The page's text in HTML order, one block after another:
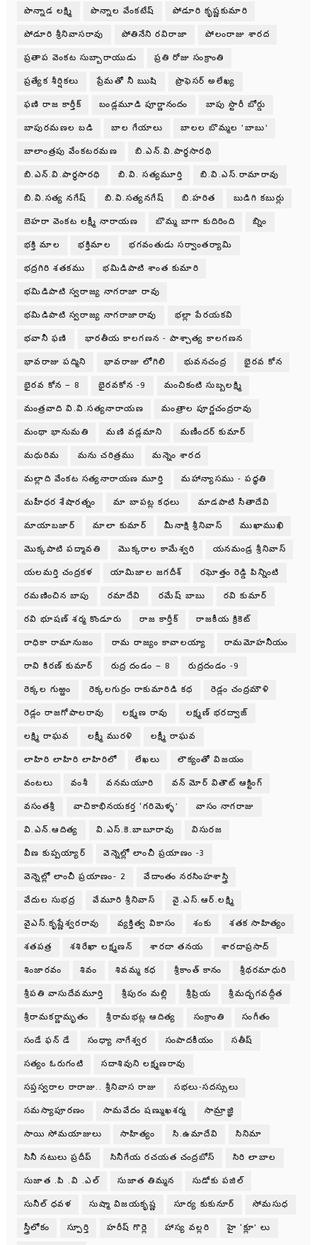
పొన్నాడ లక్ష్మి పొన్నాల వేంకటేష్ పోడూరి కృష్ణకుమారి
పోడూరి శ్రీనివాసరావు పోతినేని రవిరాజా పోలంరాజు శారద
ప్రతాప వెంకట సుబ్బారాయుడు ప్రతి రోజు సంక్రాంతి
ప్రత్యేక శీర్షికలు ప్రేమతో నీ ఋషి ప్రొఫెసర్ అలేఖ్య
ఫణి రాజ కార్తీక్ బండ్లమూడి పూర్ణానందం బాపు స్టొరీ బోర్డు
బాపురమణల బడి బాల గేయాలు బాలల బొమ్మల 'బాబు'
బాలాంత్రపు వేంకటరమణ బి.ఎన్.వి.పార్థసారథి
బి.ఎన్.వి.పార్ధసారధి బి.వి. సత్యమూర్తి బి.వి.ఎస్.రామారావు
బి.వి.సత్య నగేష్ బి.వి.సత్యనగేష్ బి.హరిత బుడిగి కబుర్లు
బెహరా వెంకట లక్ష్మీ నారాయణ బొమ్మ బాగా కుదిరింది బ్నిం
భక్తి మాల భక్తిమాల భగవంతుడు సర్వాంతర్యామి
భద్రగిరి శతకము భమిడిపాటి శాంత కుమారి
భమిడిపాటి స్వరాజ్య నాగరాజా రావు
భమిడిపాటి స్వరాజ్య నాగరాజారావు భల్లా పేరయకవి
భవానీ ఫణి భారతీయ కాలగణన - పాశ్చాత్య కాలగణన
భావరాజు పద్మిని భావరాజు లోగిలి భువనచంద్ర భైరవ కోన
భైరవ కోన – 8 భైరవకోన -9 మంచికంటి సుబ్బలక్ష్మి
మంత్రవాది వి.వి.సత్యనారాయణ మంత్రాల పూర్ణచంద్రరావు
మంథా భానుమతి మణి వడ్లమాని మణీందర్ కుమార్
మధురిమ మను చరిత్రము మన్నెం శారద
మల్లాది వేంకట సత్యనారాయణ మూర్తి మహాన్యాసము - పధ్ధతి
మహీధర శేషారత్నం మా బాపట్ల కధలు మాడపాటి సీతాదేవి
మాయాబజార్ మాలా కుమార్ మీనాక్షి శ్రీనివాస్ ముఖాముఖి
మొక్కపాటి పద్మావతి మొక్కరాల కామేశ్వరి యనమండ్ర శ్రీనివాస్
యలమర్తి చంద్రకళ యామిజాల జగదీశ్ రఘోత్తం రెడ్డి పిన్నింటి
రమణించిన బాపు రమాదేవి రమేష్ బాబు రవి కుమార్
రవి భూషణ్ శర్మ కొండూరు రాజ కార్తీక్ రాజకీయ క్రికెట్
రాధికా రామానుజం రామ రాజ్యం కావాలయ్యా రామమోహనీయం
రావి కిరణ్ కుమార్ రుద్ర దండం – 8 రుద్రదండం -9
రెక్కల గుఱ్ఱం రెక్కలగుర్రం రాకుమారిడి కధ రెడ్లం చంద్రమౌళి
రెడ్లం రాజగోపాలరావు లక్ష్మణ రావు లక్ష్మణ్ భరద్వాజ్
లక్ష్మి రాఘవ లక్ష్మీ మురళి లక్ష్మీ రాఘవ
లాహిరి లాహిరి లాహిరిలో లేఖలు లౌక్యంతో విజయం
వంటలు వంశీ వనమయూరి వన్ మోర్ వితౌట్ ఆక్టింగ్
వసంతశ్రీ వాచికాభినయకర్త ‘గరిమెళ్ళ’ వాసం నాగరాజు
వి.ఎన్.ఆదిత్య వి.ఎస్.కె.బాబూరావు విసురజ
వీణ కుప్పయ్యార్ వెన్నెల్లో లాంచీ ప్రయాణం -3
వెన్నెల్లో లాంచీ ప్రయాణం- 2 వేదాంతం నరసింహశాస్త్రి
వేదుల సుభద్ర వేమూరి శ్రీనివాస్ వై.ఎస్.ఆర్.లక్ష్మి
వైఎస్.కృష్ణేశ్వరరావు వ్యక్తిత్వ వికాసం శంకు శతక సాహిత్యం
శతపత్ర శశిరేఖా లక్ష్మణన్ శారదా తనయ శారదాప్రసాద్
శింజారవం శివం శివమ్మ కధ శ్రీకాంత్ కానం శ్రీథరమాధురి
శ్రీపతి వాసుదేవమూర్తి శ్రీపురం మల్లి శ్రీప్రియ శ్రీమద్భగవద్గీత
శ్రీరామకర్ణామృతం శ్రీరామభట్ల ఆదిత్య సంక్రాంతి సంగీతం
సండే ఫన్ డే సంధ్యా నాగేశ్వర సంపాదకీయం సతీష్
సత్యం ఓరుగంటి సదాశివుని లక్ష్మణరావు
సప్తస్వరాల రారాజు.. శ్రీనివాస రాజు సభలు-సదస్సులు
సమస్యాపూరణం సామవేదం షణ్ముఖశర్మ సామ్రాజ్ఞి
సాయి సోమయాజులు సాహిత్యం సి.ఉమాదేవి సినిమా
సినీ నటులు ప్రదీప్ సినీగేయ రచయత చంద్రబోస్ సిరి లాబాల
సుజాత .పి .వి .ఎల్ సుజాత తిమ్మన సుడోకు పజిల్
సునీల్ ధవళ సుష్మా విజయకృష్ణ సూర్య కుకునూర్ సోమసుధ
స్త్రీలోకం స్పూర్తి హరీష్ గొర్లె హాస్య వల్లరి హై ‘క్లూ’ లు